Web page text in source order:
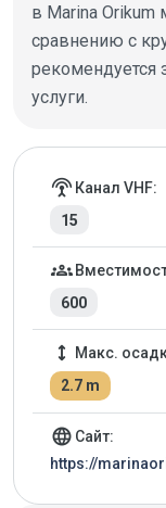
в Marina Orikum
сравнению с
рекомендуется
услуги.
Детали
settings_input_antenna Канал VHF:
15
groups
600
height
Макс.
2.7 m
language Сайт:
https://